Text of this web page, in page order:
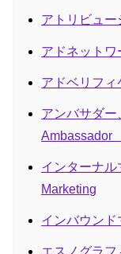
アトリビュ
アドネット
アドベリフ
アンバサダ
インターナ
Marketing
インバウン